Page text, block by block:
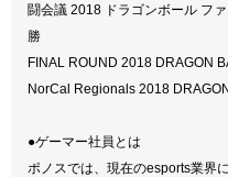
闘会議 2018 ドラゴンボール フ
勝
FINAL ROUND 2018 DRAGON
NorCal Regionals 2018
●ゲーマー社員とは
ポノスでは、現在のesports業界